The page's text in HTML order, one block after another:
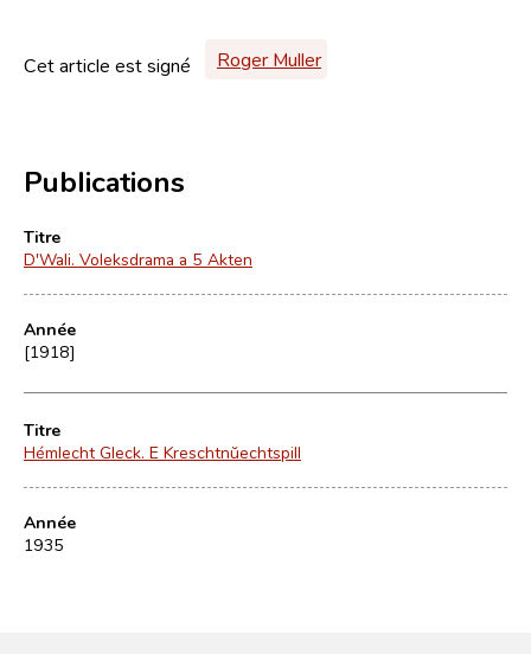
Cet article est signé Roger Muller
Publications
Titre
D'Wali. Voleksdrama a 5 Akten
Année
[1918]
Titre
Hémlecht Gleck. E Kreschtnŭechtspill
Année
1935